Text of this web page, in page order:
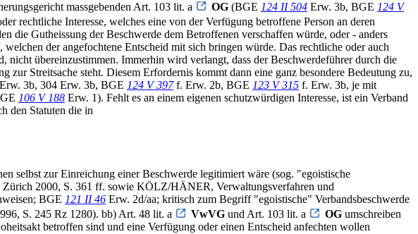
massgebenden Art. 103 lit. a
OG (BGE 124 II 504 Erw. 3b, BGE 124 V
rechtliche Interesse, welches eine von der Verfügung betroffene Person an deren
die Gutheissung der Beschwerde dem Betroffenen verschaffen würde, oder - anders
der angefochtene Entscheid mit sich bringen würde. Das rechtliche oder auch
nicht übereinzustimmen. Immerhin wird verlangt, dass der Beschwerdeführer durch die
zur Streitsache steht. Diesem Erfordernis kommt dann eine ganz besondere Bedeutung zu,
3b, 304 Erw. 3b, BGE 124 V 397f. Erw. 2b, BGE 123 V 315 f. Erw. 3b, je mit
106 V 188 Erw. 1). Fehlt es an einem eigenen schutzwürdigen Interesse, ist ein Verband
den Statuten die in
selbst zur Einreichung einer Beschwerde legitimiert wäre (sog. "egoistische
2000, S. 361 ff. sowie KÖLZ/HÄNER, Verwaltungsverfahren und
BGE 121 II 46 Erw. 2d/aa; kritisch zum Begriff "egoistische" Verbandsbeschwerde
S. 245 Rz 1280). bb) Art. 48 lit. a
VwVG und Art. 103 lit. a OG umschreiben
betroffen sind und eine Verfügung oder einen Entscheid anfechten wollen